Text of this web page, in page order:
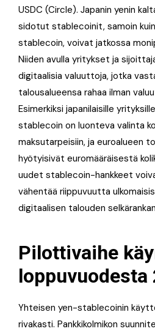
USDC (Circle). Japanin yenin
sidotut stablecoinit, samoin
stablecoin, voivat jatkossa
Niiden avulla yritykset ja
digitaalisia valuuttoja, jotka
talousalueensa rahaa ilman
Esimerkiksi japanilaisille
stablecoin on luonteva valinta
maksutarpeisiin, ja euroalueen
hyötyisivät euromääräisestä
uudet stablecoin-hankkeet
vähentää riippuvuutta
digitaalisen talouden
Pilottivaihe
loppuvuodesta
Yhteisen yen-stablecoinin
rivakasti. Pankkikolmikon